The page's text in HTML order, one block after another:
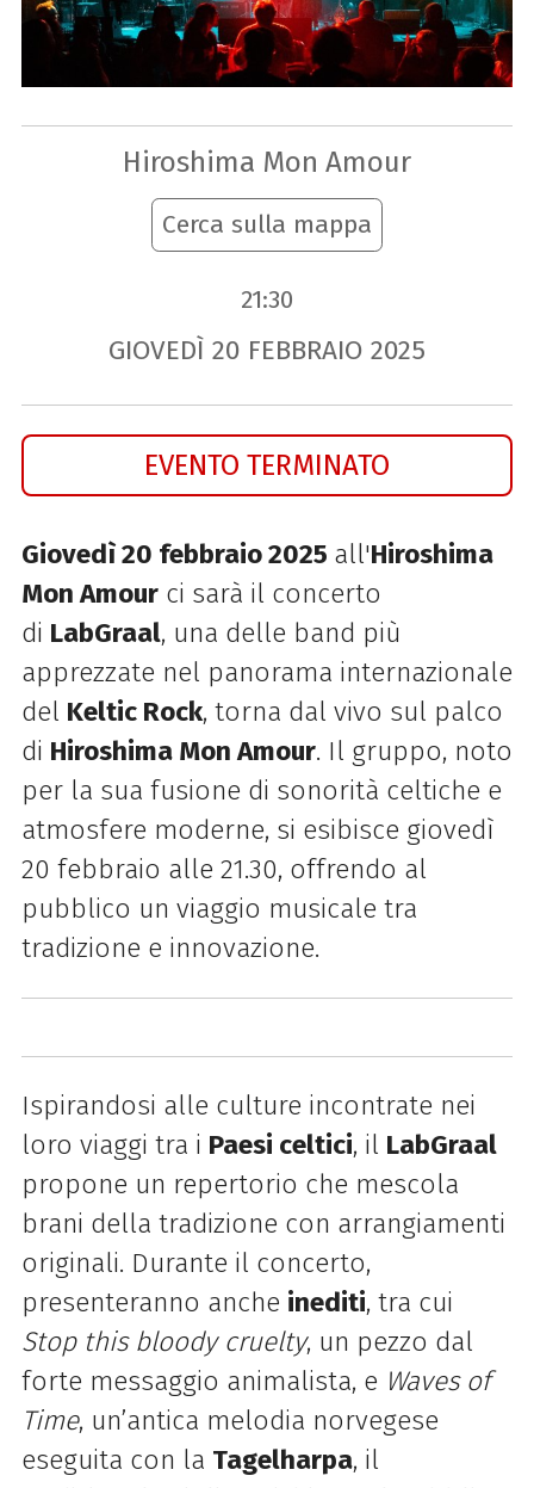
Hiroshima Mon Amour
Cerca sulla mappa
21:30
GIOVEDÌ 20 FEBBRAIO 2025
EVENTO TERMINATO
Giovedì 20 febbraio 2025 all'Hiroshima
Mon Amourci sarà il concerto
di LabGraal, una delle band più
apprezzate nel panorama internazionale
del Keltic Rock, torna dal vivo sul palco
di Hiroshima Mon Amour. Il gruppo, noto
per la sua fusione di sonorità celtiche e
atmosfere moderne, si esibisce giovedì
20 febbraio alle 21.30, offrendo al
pubblico un viaggio musicale tra
tradizione e innovazione.
Ispirandosi alle culture incontrate nei
loro viaggi tra i Paesi celtici, il LabGraal
propone un repertorio che mescola
brani della tradizione con arrangiamenti
originali. Durante il concerto,
presenteranno anche inediti, tra cui
Stop this bloody cruelty, un pezzo dal
forte messaggio animalista, e Waves of
Time, un’antica melodia norvegese
eseguita con la Tagelharpa, il